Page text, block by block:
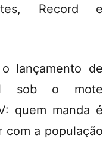
Record e
lançamento de
sob o mote
quem manda é
com a população